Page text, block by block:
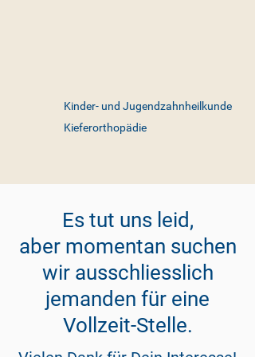
Kinder- und Jugendzahnheilkunde
Kieferorthopädie
Es tut uns leid,
aber momentan suchen
wir ausschliesslich
jemanden für eine
Vollzeit-Stelle.